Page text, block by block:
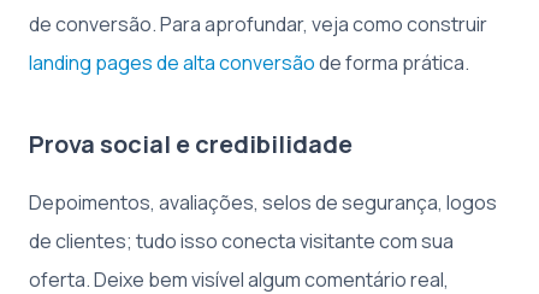
de conversão. Para aprofundar, veja como construir
landing pages de alta conversãode forma prática.
Prova social e credibilidade
Depoimentos, avaliações, selos de segurança, logos
de clientes; tudo isso conecta visitante com sua
oferta. Deixe bem visível algum comentário real,